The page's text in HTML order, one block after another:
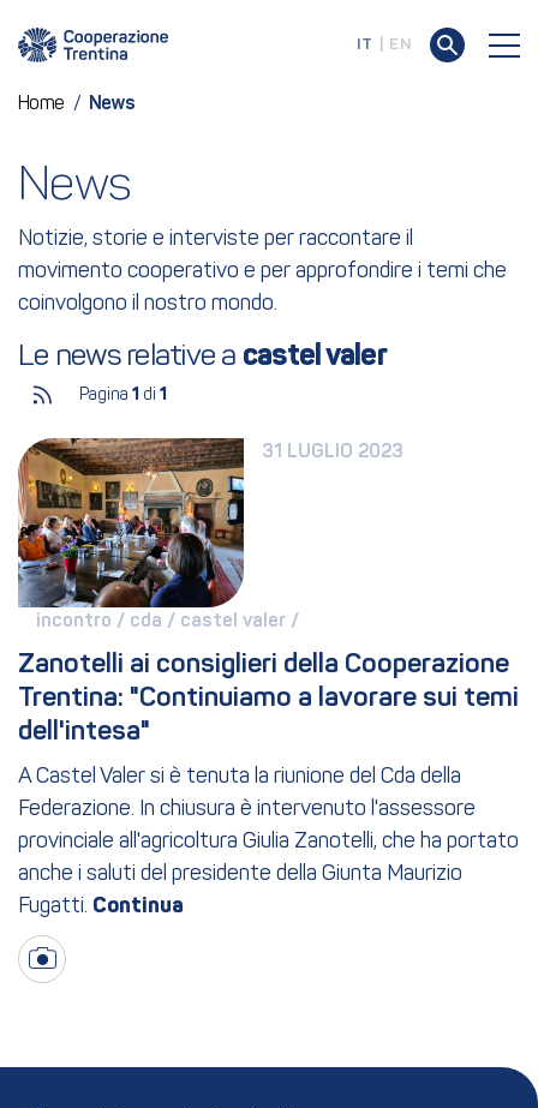
IT EN
Home / News
News
Notizie, storie e interviste per raccontare il
movimento cooperativo e per approfondire i temi che
coinvolgono il nostro mondo.
Le news relative a castel valer
Pagina 1 di 1
31 LUGLIO 2023
incontro / cda / castel valer /
Zanotelli ai consiglieri della Cooperazione
Trentina: "Continuiamo a lavorare sui temi
dell'intesa"
A Castel Valer si è tenuta la riunione del Cda della
Federazione. In chiusura è intervenuto l'assessore
provinciale all'agricoltura Giulia Zanotelli, che ha portato
anche i saluti del presidente della Giunta Maurizio
Fugatti.